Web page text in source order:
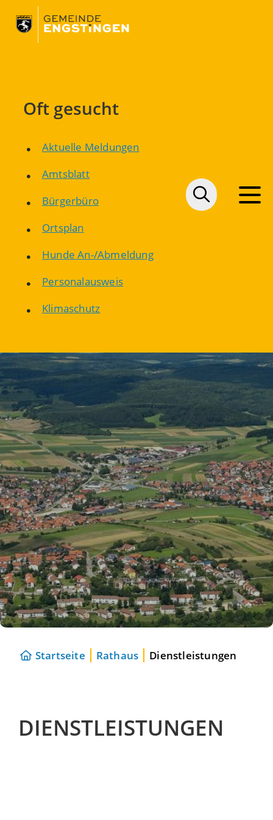
Oft gesucht
Aktuelle Meldungen
Amtsblatt
Bürgerbüro
Ortsplan
Hunde An-/Abmeldung
Personalausweis
Klimaschutz
Startseite Rathaus Dienstleistungen
DIENSTLEISTUNGEN